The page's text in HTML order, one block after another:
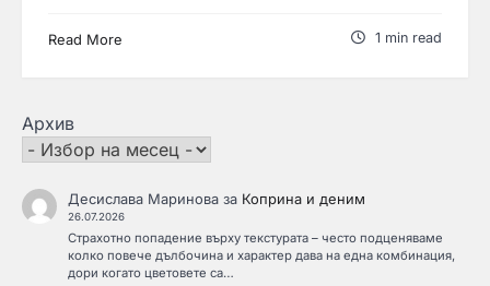
Read More 1 min read
Архив
Десислава Мариноваза Коприна и деним
26.07.2026
Страхотно попадение върху текстурата – често подценяваме
колко повече дълбочина и характер дава на една комбинация,
дори когато цветовете са…